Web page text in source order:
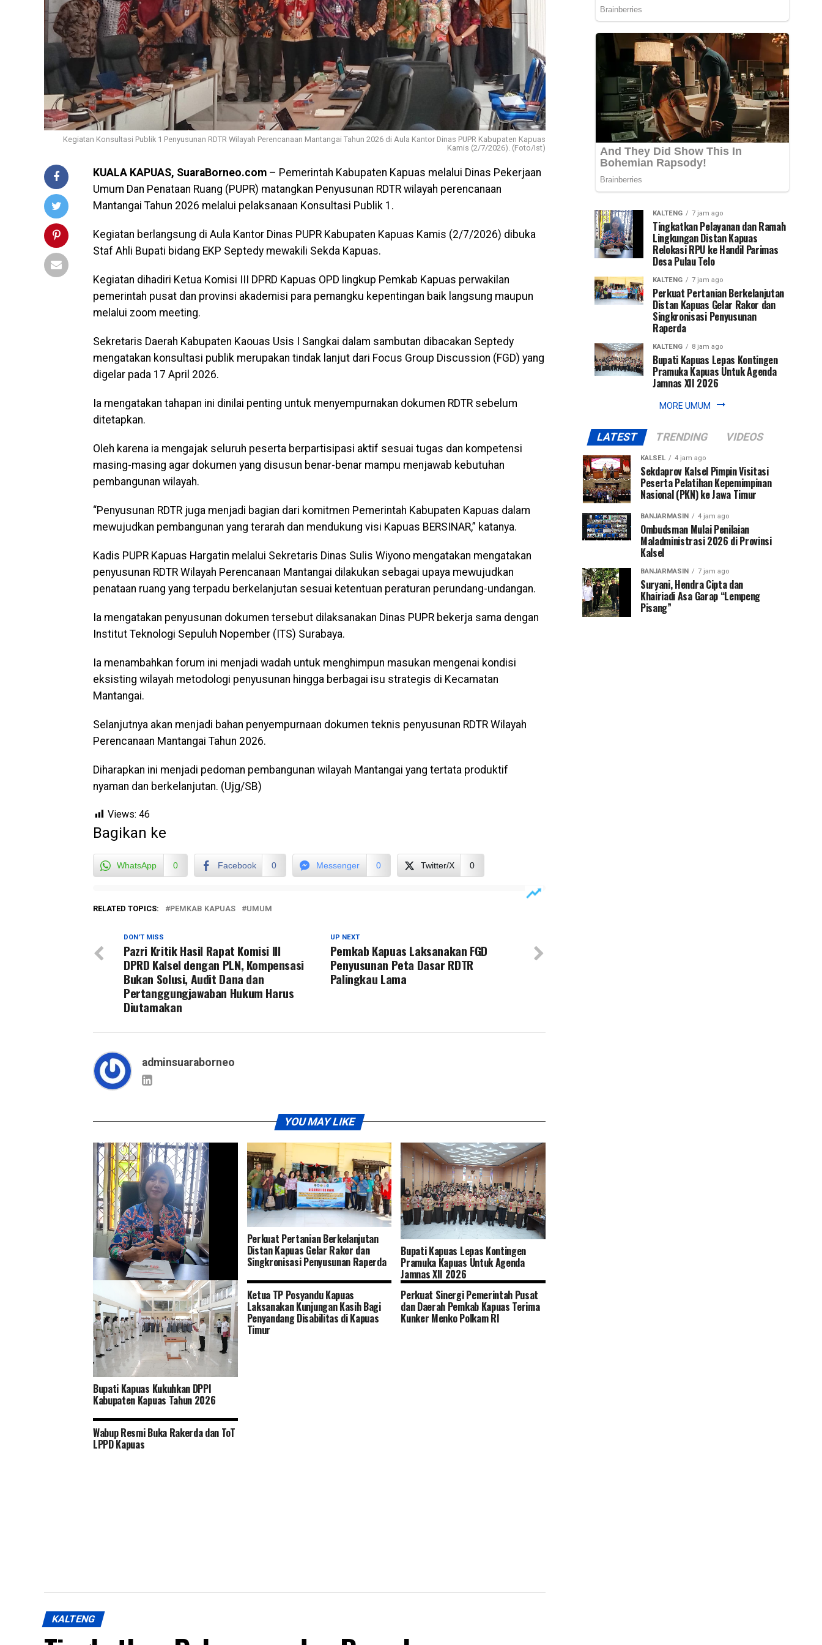
Kegiatan Konsultasi Publik 1 Penyusunan RDTR Wilayah Perencanaan Mantangai Tahun 2026 di Aula Kantor Dinas PUPR Kabupaten Kapuas
Kamis (2/7/2026). (Foto/Ist)
KUALA KAPUAS, SuaraBorneo.com – Pemerintah Kabupaten Kapuas melalui Dinas Pekerjaan
Umum Dan Penataan Ruang (PUPR) matangkan Penyusunan RDTR wilayah perencanaan
Mantangai Tahun 2026 melalui pelaksanaan Konsultasi Publik 1.
Kegiatan berlangsung di Aula Kantor Dinas PUPR Kabupaten Kapuas Kamis (2/7/2026) dibuka
Staf Ahli Bupati bidang EKP Septedy mewakili Sekda Kapuas.
Kegiatan dihadiri Ketua Komisi III DPRD Kapuas OPD lingkup Pemkab Kapuas perwakilan
pemerintah pusat dan provinsi akademisi para pemangku kepentingan baik langsung maupun
melalui zoom meeting.
Sekretaris Daerah Kabupaten Kaouas Usis I Sangkai dalam sambutan dibacakan Septedy
mengatakan konsultasi publik merupakan tindak lanjut dari Focus Group Discussion (FGD) yang
digelar pada 17 April 2026.
Ia mengatakan tahapan ini dinilai penting untuk menyempurnakan dokumen RDTR sebelum
ditetapkan.
Oleh karena ia mengajak seluruh peserta berpartisipasi aktif sesuai tugas dan kompetensi
masing-masing agar dokumen yang disusun benar-benar mampu menjawab kebutuhan
pembangunan wilayah.
“Penyusunan RDTR juga menjadi bagian dari komitmen Pemerintah Kabupaten Kapuas dalam
mewujudkan pembangunan yang terarah dan mendukung visi Kapuas BERSINAR,” katanya.
Kadis PUPR Kapuas Hargatin melalui Sekretaris Dinas Sulis Wiyono mengatakan mengatakan
penyusunan RDTR Wilayah Perencanaan Mantangai dilakukan sebagai upaya mewujudkan
penataan ruang yang terpadu berkelanjutan sesuai ketentuan peraturan perundang-undangan.
Ia mengatakan penyusunan dokumen tersebut dilaksanakan Dinas PUPR bekerja sama dengan
Institut Teknologi Sepuluh Nopember (ITS) Surabaya.
Ia menambahkan forum ini menjadi wadah untuk menghimpun masukan mengenai kondisi
eksisting wilayah metodologi penyusunan hingga berbagai isu strategis di Kecamatan
Mantangai.
Selanjutnya akan menjadi bahan penyempurnaan dokumen teknis penyusunan RDTR Wilayah
Perencanaan Mantangai Tahun 2026.
Diharapkan ini menjadi pedoman pembangunan wilayah Mantangai yang tertata produktif
nyaman dan berkelanjutan. (Ujg/SB)
Views: 46
Bagikan ke
WhatsApp 0 Facebook 0 Messenger 0 Twitter/X 0
RELATED TOPICS: PEMKAB KAPUAS UMUM
UP NEXT
Pemkab Kapuas Laksanakan FGD
Penyusunan Peta Dasar RDTR
Palingkau Lama
DON'T MISS
Pazri Kritik Hasil Rapat Komisi III
DPRD Kalsel dengan PLN, Kompensasi
Bukan Solusi, Audit Dana dan
Pertanggungjawaban Hukum Harus
Diutamakan
adminsuaraborneo
YOU MAY LIKE
Tingkatkan Pelayanan dan Ramah
Lingkungan Distan Kapuas Relokasi
RPU ke Handil Parimas Desa Pulau
Telo
Perkuat Pertanian Berkelanjutan
Distan Kapuas Gelar Rakor dan
Singkronisasi Penyusunan Raperda
Bupati Kapuas Lepas Kontingen
Pramuka Kapuas Untuk Agenda
Jamnas XII 2026
Bupati Kapuas Kukuhkan DPPI
Kabupaten Kapuas Tahun 2026
Ketua TP Posyandu Kapuas
Laksanakan Kunjungan Kasih Bagi
Penyandang Disabilitas di Kapuas
Timur
Perkuat Sinergi Pemerintah Pusat
dan Daerah Pemkab Kapuas Terima
Kunker Menko Polkam RI
Wabup Resmi Buka Rakerda dan ToT
LPPD Kapuas
KALTENG
Kepemimpinan
Nasional
(PKN)
ke
Jawa
Timur
Provinsi
Kalsel,
Muhammad
Syarifuddin
mendampingi
para
Pelatihan
Kepemimpinan...
KALTENG 7 jam ago
Tingkatkan Pelayanan dan Ramah
Lingkungan Distan Kapuas
Relokasi RPU ke Handil Parimas
Desa Pulau Telo
KALTENG 7 jam ago
Perkuat Pertanian Berkelanjutan
Distan Kapuas Gelar Rakor dan
Singkronisasi Penyusunan
Raperda
KALTENG 8 jam ago
Bupati Kapuas Lepas Kontingen
Pramuka Kapuas Untuk Agenda
Jamnas XII 2026
MORE UMUM
LATEST TRENDING VIDEOS
KALSEL 4 jam ago
Sekdaprov Kalsel Pimpin Visitasi
Peserta Pelatihan Kepemimpinan
Nasional (PKN) ke Jawa Timur
BANJARMASIN 4 jam ago
Ombudsman Mulai Penilaian
Maladministrasi 2026 di Provinsi
Kalsel
BANJARMASIN 7 jam ago
Suryani, Hendra Cipta dan
Khairiadi Asa Garap “Lempeng
Pisang”